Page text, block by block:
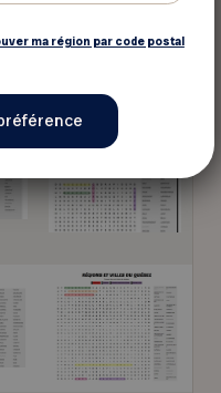
ma région par code postal